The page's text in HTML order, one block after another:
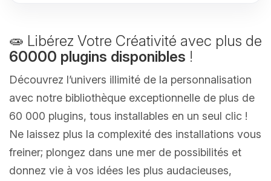
🧫 Libérez Votre Créativité avec plus de
60000 plugins disponibles !
Découvrez l’univers illimité de la personnalisation
avec notre bibliothèque exceptionnelle de plus de
60 000 plugins, tous installables en un seul clic !
Ne laissez plus la complexité des installations vous
freiner; plongez dans une mer de possibilités et
donnez vie à vos idées les plus audacieuses,